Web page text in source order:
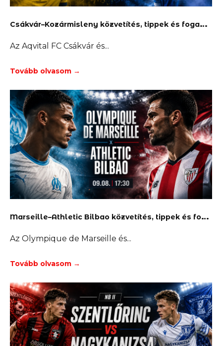
C
sákvár–Kozármisleny közvetítés, tippek és fogadás
Az Aqvital FC Csákvár és
Tovább olvasom →
M
arseille–Athletic Bilbao közvetítés, tippek és fogadás
Az Olympique de Marseille és
Tovább olvasom →